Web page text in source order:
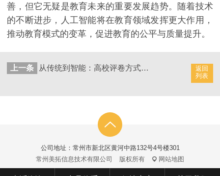
善，但它无疑是教育未来的重要发展趋势。随着技术
的不断进步，人工智能将在教育领域发挥更大作用，
推动教育模式的变革，促进教育的公平与质量提升。
返回
列表
上一条 从传统到智能：高校评卷方式的转型
公司地址：常州市新北区黄河中路132号4号楼301
常州美拓信息技术有限公司
版权所有 网站地图